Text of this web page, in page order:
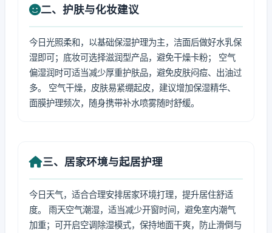
二、护肤与化妆建议
今日光照柔和，以基础保湿护理为主，洁面后做好水乳保
湿即可；底妆可选择滋润型产品，避免干燥卡粉； 空气
偏湿润时可适当减少厚重护肤品，避免皮肤闷痘、出油过
多。 空气干燥，皮肤易紧绷起皮，建议增加保湿精华、
面膜护理频次，随身携带补水喷雾随时舒缓。
三、居家环境与起居护理
今日天气，适合合理安排居家环境打理，提升居住舒适
度。 雨天空气潮湿，适当减少开窗时间，避免室内潮气
加重；可开启空调除湿模式，保持地面干爽，防止滑倒与